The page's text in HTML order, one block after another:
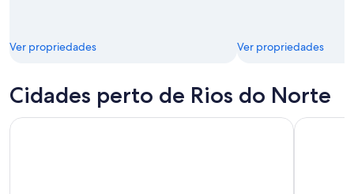
Ver propriedades Ver propriedades
Cidades perto de Rios do Norte